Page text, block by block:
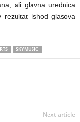
ali glavna urednica
rezultat ishod glasova
RTS SKYMUSIC
Next article